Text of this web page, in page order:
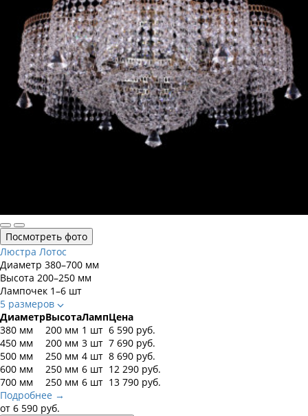
Посмотреть фото
Люстра Лотос
Диаметр 380–700 мм
Высота 200–250 мм
Лампочек 1–6 шт
5 размеров
ДиаметрВысотаЛампЦена
380 мм
200 мм 1 шт 6 590 руб.
450 мм
200 мм 3 шт 7 690 руб.
500 мм
250 мм 4 шт 8 690 руб.
600 мм
250 мм 6 шт 12 290 руб.
700 мм
250 мм 6 шт 13 790 руб.
Подробнее →
от 6 590 руб.